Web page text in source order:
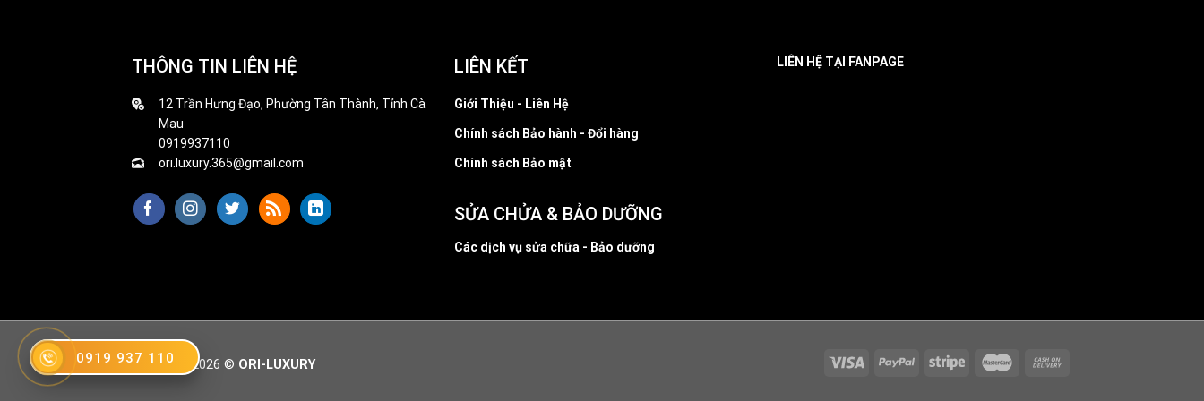
THÔNG TIN LIÊN HỆ
12 Trần Hưng Đạo, Phường Tân Thành, Tỉnh Cà
Mau
0919937110
ori.luxury.365@gmail.com
LIÊN KẾT
Giới Thiệu - Liên Hệ
Chính sách Bảo hành - Đổi hàng
Chính sách Bảo mật
SỬA CHỬA & BẢO DƯỠNG
Các dịch vụ sửa chữa - Bảo dưỡng
LIÊN HỆ TẠI FANPAGE
0919 937 110Copyright 2026 © ORI-LUXURY